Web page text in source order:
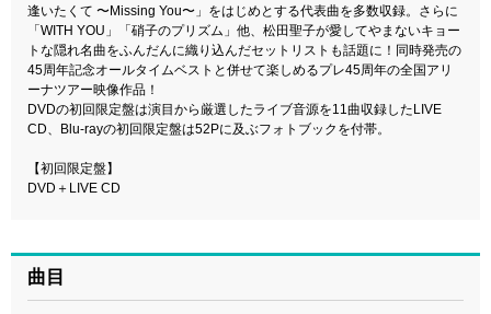
逢いたくて 〜Missing You〜」をはじめとする代表曲を多数収録。さらに
「WITH YOU」「硝子のプリズム」他、松田聖子が愛してやまないキョー
トな隠れ名曲をふんだんに織り込んだセットリストも話題に！同時発売の
45周年記念オールタイムベストと併せて楽しめるプレ45周年の全国アリ
ーナツアー映像作品！
DVDの初回限定盤は演目から厳選したライブ音源を11曲収録したLIVE
CD、Blu-rayの初回限定盤は52Pに及ぶフォトブックを付帯。
【初回限定盤】
DVD＋LIVE CD
曲目